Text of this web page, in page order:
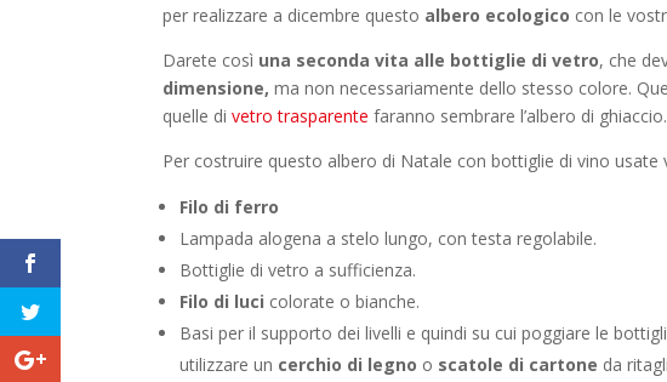
per realizzare a dicembre questo albero ecologico con le
Darete così una seconda vita alle bottiglie di vetro, che
dimensione,ma non necessariamente dello stesso colore.
quelle divetro trasparente faranno sembrare l’albero di ghiaccio.
Per costruire questo albero di Natale con bottiglie di vino usate
Filo di ferro
Lampada alogena a stelo lungo, con testa regolabile.
Bottiglie di vetro a sufficienza.
Filo di luci colorate o bianche.
Basi per il supporto dei livelli e quindi su cui poggiare le
utilizzare un cerchio di legno o scatole di cartone da